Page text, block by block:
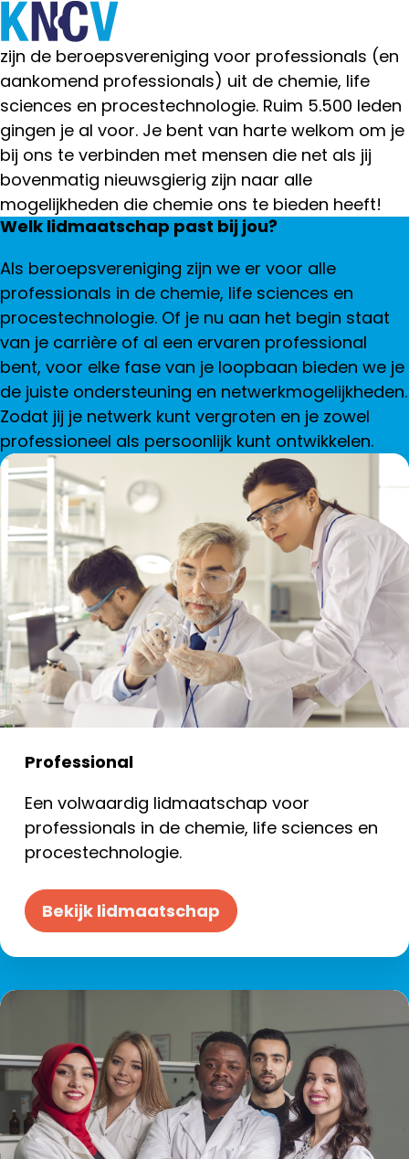
Word lid van de KNCV community
Wat leuk dat je lid wilt worden van de KNCV! Wij
zijn de beroepsvereniging voor professionals (en
aankomend professionals) uit de chemie, life
sciences en procestechnologie. Ruim 5.500 leden
gingen je al voor. Je bent van harte welkom om je
bij ons te verbinden met mensen die net als jij
bovenmatig nieuwsgierig zijn naar alle
mogelijkheden die chemie ons te bieden heeft!
Welk lidmaatschap past bij jou?
Als beroepsvereniging zijn we er voor alle
professionals in de chemie, life sciences en
procestechnologie. Of je nu aan het begin staat
van je carrière of al een ervaren professional
bent, voor elke fase van je loopbaan bieden we je
de juiste ondersteuning en netwerkmogelijkheden.
Zodat jij je netwerk kunt vergroten en je zowel
professioneel als persoonlijk kunt ontwikkelen.
Professional
Een volwaardig lidmaatschap voor
professionals in de chemie, life sciences en
procestechnologie.
Bekijk lidmaatschap